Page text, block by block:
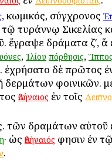
, κωμικός, σύγχρονος
τῷ τυράννῳ Σικελίας
ἔγραψε δράματα ζʹ, ἅ
, Ἰλίου πόρθησις,
. ἐχρήσατο δὲ πρῶτος
δερμάτων φοινικῶν.
Ἀθήναιος ἐν τοῖς
τῶν δραμάτων αὐτοῦ
· ὡς Ἀθήναιός φησιν ἐν
.